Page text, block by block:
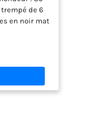
de 6
en noir mat
porte
la porte.
roulement
vertical
inclus dans